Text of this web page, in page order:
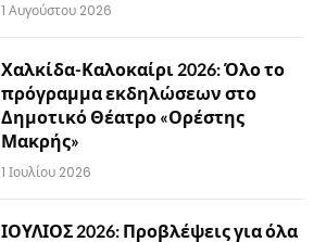
1 Αυγούστου 2026
Χαλκίδα-Καλοκαίρι 2026: Όλο το
πρόγραμμα εκδηλώσεων στο
Δημοτικό Θέατρο «Ορέστης
Μακρής»
1 Ιουλίου 2026
ΙΟΥΛΙΟΣ 2026: Προβλέψεις για όλα